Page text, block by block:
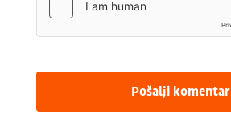
Pošalji komentar